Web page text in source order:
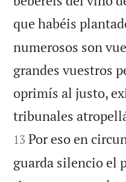
que habéis
numerosos son
grandes vuestros
oprimís al justo,
tribunales
13 Por eso en
guarda silencio el